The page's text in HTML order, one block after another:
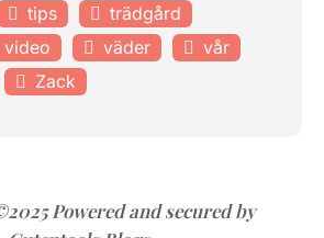
tips
trädgård
video väder
vår
Zack
Powered and secured by